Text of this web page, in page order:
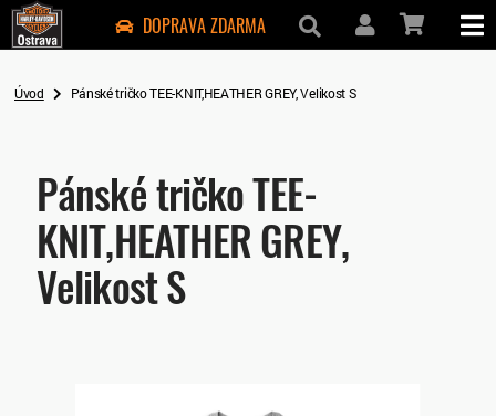
DOPRAVA ZDARMA
Úvod Pánské tričko TEE-KNIT,HEATHER GREY, Velikost S
Pánské tričko TEE-
KNIT,HEATHER GREY,
Velikost S